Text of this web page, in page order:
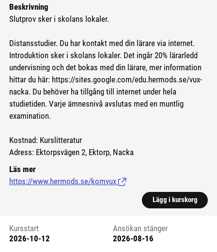
Beskrivning
Slutprov sker i skolans lokaler.
Distansstudier. Du har kontakt med din lärare via internet.
Introduktion sker i skolans lokaler. Det ingår 20% lärarledd
undervisning och det bokas med din lärare, mer information
hittar du här: https://sites.google.com/edu.hermods.se/vux-
nacka. Du behöver ha tillgång till internet under hela
studietiden. Varje ämnesnivå avslutas med en muntlig
examination.
Kostnad: Kurslitteratur
Adress: Ektorpsvägen 2, Ektorp, Nacka
Läs mer
https://www.hermods.se/komvux (Länk till extern sida.)
Lägg i kurskorg
Kursstart 6064922
Kursstart
2026-10-12
Ansökan stänger
2026-08-16